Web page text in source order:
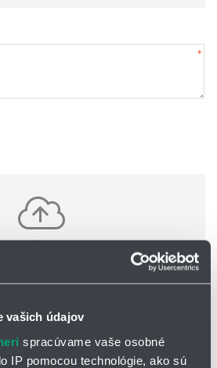
vašich údajov
spracúvame vaše osobné
IP pomocou technológie, ako sú
*
súborov pomocou CTRL+shift
o Vás: